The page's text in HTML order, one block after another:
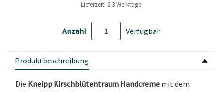
Lieferzeit: 2-3 Werktage
Anzahl Verfügbar
Produktbeschreibung
Die Kneipp Kirschblütentraum Handcreme mit dem